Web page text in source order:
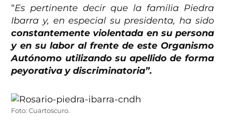
“Es pertinente decir que la familia Piedra
Ibarra y, en especial su presidenta, ha sido
constantemente violentada en su persona
y en su labor al frente de este Organismo
Autónomo utilizando su apellido de forma
peyorativa y discriminatoria”.
Foto: Cuartoscuro.